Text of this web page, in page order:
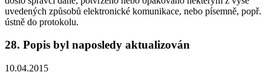
uvedených způsobů elektronické komunikace, nebo písemně, popř.
ústně do protokolu.
28. Popis byl naposledy aktualizován
10.04.2015